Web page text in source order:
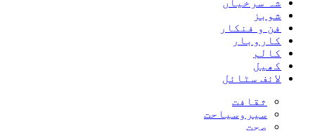
شہ سرخیاں
شوبز
فن و فنکار
کاروبار
کالم
کھیل
لائف سٹائل
ثقافت
سیروسیاحت
صحت